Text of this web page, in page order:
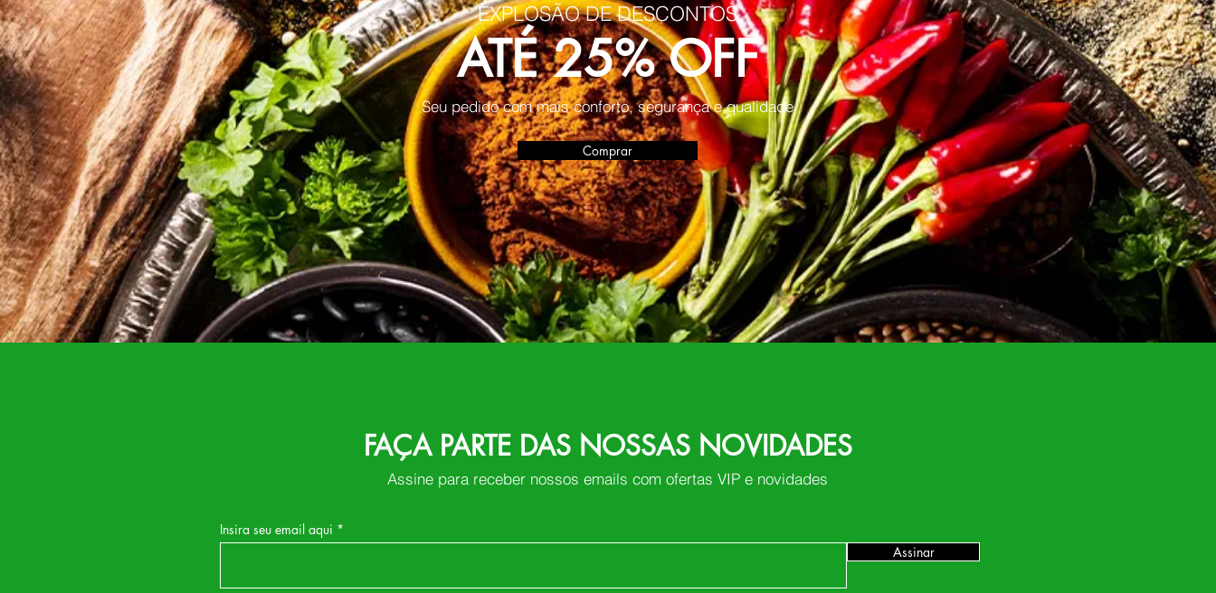
EXPLOSÃO DE DESCONTOS
ATÉ 25% OFF
Seu pedido com mais conforto, segurança e qualidade
Comprar
FAÇA PARTE DAS NOSSAS NOVIDADES
Assine para receber nossos emails com ofertas VIP e novidades
Insira seu email aqui
Assinar